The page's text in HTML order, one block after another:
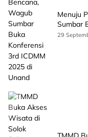
Menuju
Sumbar
Unand
29